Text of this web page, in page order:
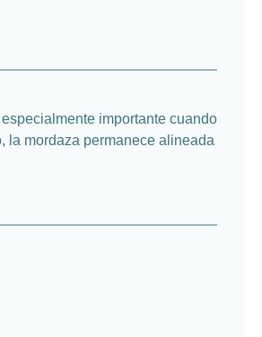
importante cuando
la mordaza permanece alineada